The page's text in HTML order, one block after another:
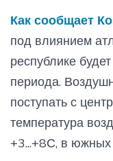
Как сообщает
под влиянием
республике
периода.
поступать с
температура
+3...+8С, в